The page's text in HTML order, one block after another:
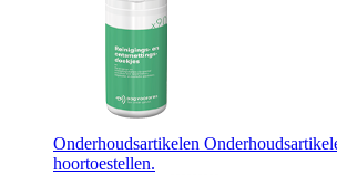
Onderhoudsartikelen
hoortoestellen.